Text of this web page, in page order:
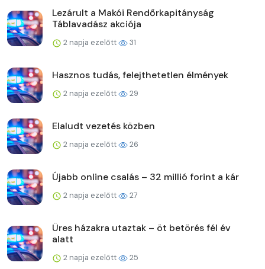
Lezárult a Makói Rendőrkapitányság
Táblavadász akciója
2 napja ezelőtt 31
Hasznos tudás, felejthetetlen élmények
2 napja ezelőtt 29
Elaludt vezetés közben
2 napja ezelőtt 26
Újabb online csalás – 32 millió forint a kár
2 napja ezelőtt 27
Üres házakra utaztak – öt betörés fél év
alatt
2 napja ezelőtt 25